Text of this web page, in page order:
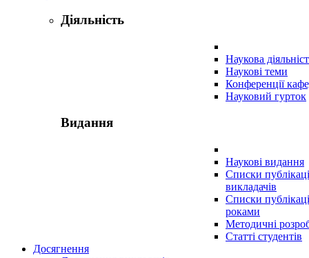
Діяльність
Наукова
Наукові теми
Конференції
Науковий гурток
Видання
Наукові видання
Списки
викладачів
Списки
роками
Методичні
Статті студентів
Досягнення